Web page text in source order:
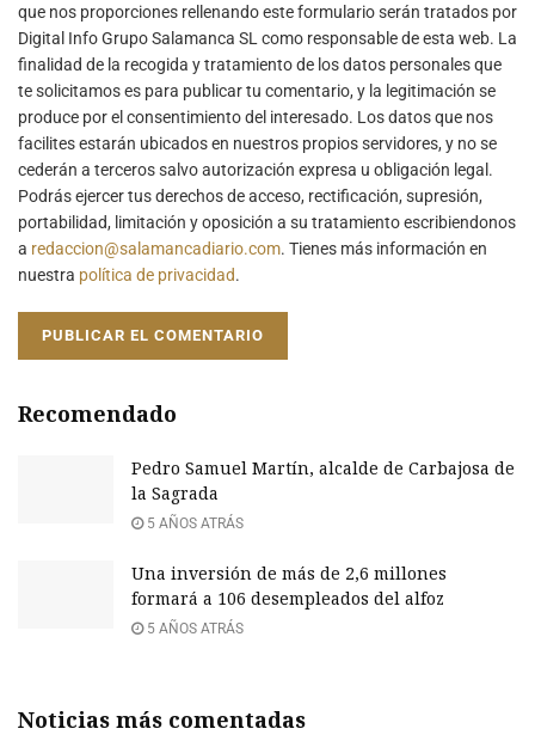
que nos proporciones rellenando este formulario serán tratados por
Digital Info Grupo Salamanca SL como responsable de esta web. La
finalidad de la recogida y tratamiento de los datos personales que
te solicitamos es para publicar tu comentario, y la legitimación se
produce por el consentimiento del interesado. Los datos que nos
facilites estarán ubicados en nuestros propios servidores, y no se
cederán a terceros salvo autorización expresa u obligación legal.
Podrás ejercer tus derechos de acceso, rectificación, supresión,
portabilidad, limitación y oposición a su tratamiento escribiendonos
a redaccion@salamancadiario.com. Tienes más información en
nuestra política de privacidad.
Recomendado
Pedro Samuel Martín, alcalde de Carbajosa de
la Sagrada
5 AÑOS ATRÁS
Una inversión de más de 2,6 millones
formará a 106 desempleados del alfoz
5 AÑOS ATRÁS
Noticias más comentadas